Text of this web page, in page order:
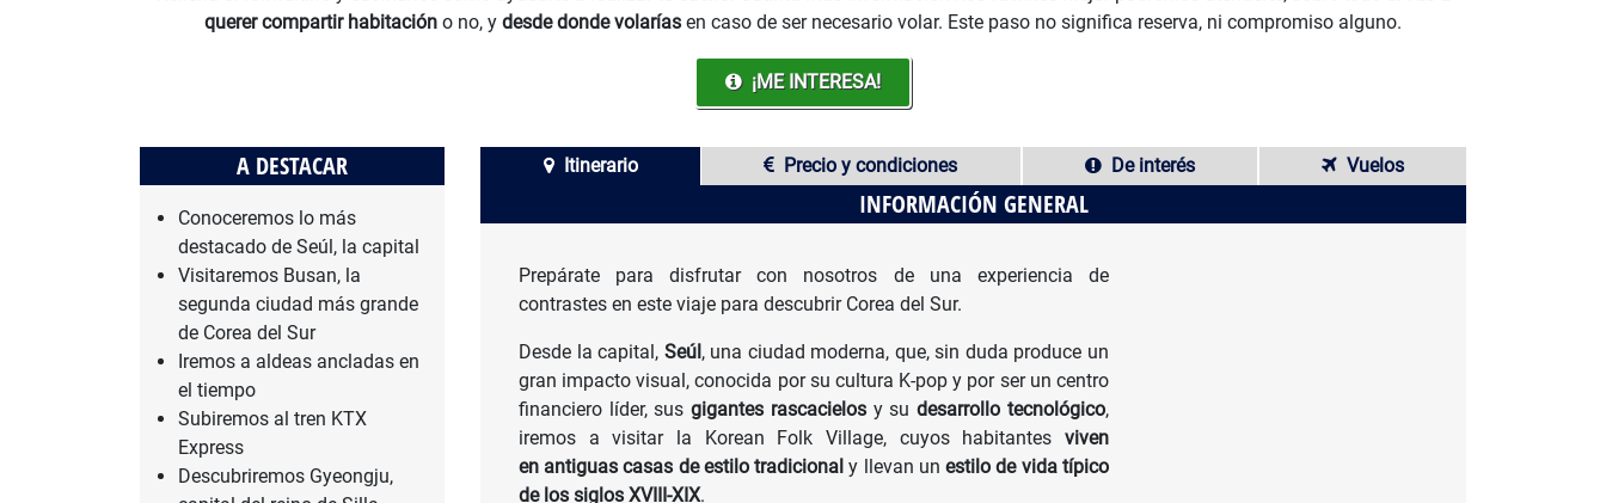
querer compartir habitación o no, y desde donde volarías en caso de ser necesario volar. Este paso no significa reserva, ni compromiso alguno.
¡ME INTERESA!
Itinerario Precio y condiciones De interés Vuelos
INFORMACIÓN GENERAL
Prepárate para disfrutar con nosotros de una experiencia de
contrastes en este viaje para descubrir Corea del Sur.
Desde la capital, Seúl, una ciudad moderna, que, sin duda produce un
gran impacto visual, conocida por su cultura K-pop y por ser un centro
financiero líder, susgigantes rascacielosy sudesarrollo tecnológico,
iremos a visitar la Korean Folk Village, cuyos habitantes viven
en antiguas casas de estilo tradicional y llevan unestilo de vida típico
de los siglos XVIII-XIX.
A DESTACAR
Conoceremos lo más
destacado de Seúl, la capital
Visitaremos Busan, la
segunda ciudad más grande
de Corea del Sur
Iremos a aldeas ancladas en
el tiempo
Subiremos al tren KTX
Express
Descubriremos Gyeongju,